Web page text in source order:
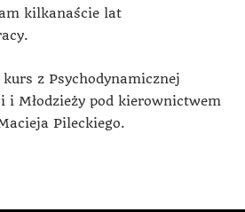
kilkanaście lat
z Psychodynamicznej
i Młodzieży pod kierownictwem
Pileckiego.